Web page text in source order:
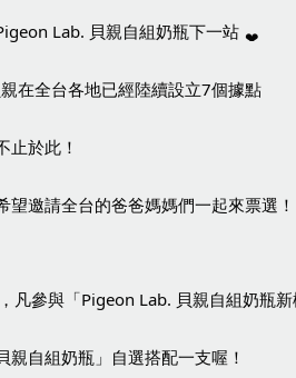
Lab. 貝親自組奶瓶下一站
在全台各地已經陸續設立7個據點
止於此！
望邀請全台的爸爸媽媽們一起來票選！
凡參與「Pigeon Lab. 貝親自組奶瓶
親自組奶瓶」自選搭配一支喔！